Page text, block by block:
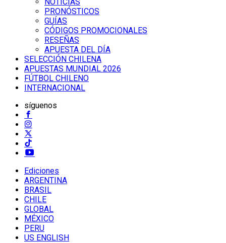
PRONÓSTICOS
GUÍAS
CÓDIGOS PROMOCIONALES
RESEÑAS
APUESTA DEL DÍA
SELECCIÓN CHILENA
APUESTAS MUNDIAL 2026
FÚTBOL CHILENO
INTERNACIONAL
síguenos
Ediciones
ARGENTINA
BRASIL
CHILE
GLOBAL
MÉXICO
PERU
US ENGLISH